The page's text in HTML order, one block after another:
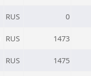
RUS 0
RUS 1473
RUS 1475